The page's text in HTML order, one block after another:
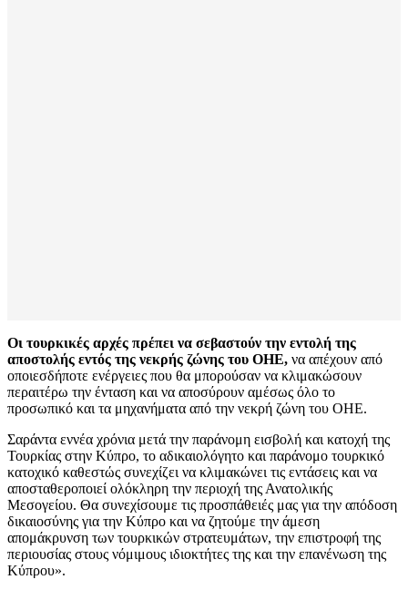
Οι τουρκικές αρχές πρέπει να σεβαστούν την εντολή της
αποστολής εντός της νεκρής ζώνης του ΟΗΕ, να απέχουν από
οποιεσδήποτε ενέργειες που θα μπορούσαν να κλιμακώσουν
περαιτέρω την ένταση και να αποσύρουν αμέσως όλο το
προσωπικό και τα μηχανήματα από την νεκρή ζώνη του ΟΗΕ.
Σαράντα εννέα χρόνια μετά την παράνομη εισβολή και κατοχή της
Τουρκίας στην Κύπρο, το αδικαιολόγητο και παράνομο τουρκικό
κατοχικό καθεστώς συνεχίζει να κλιμακώνει τις εντάσεις και να
αποσταθεροποιεί ολόκληρη την περιοχή της Ανατολικής
Μεσογείου. Θα συνεχίσουμε τις προσπάθειές μας για την απόδοση
δικαιοσύνης για την Κύπρο και να ζητούμε την άμεση
απομάκρυνση των τουρκικών στρατευμάτων, την επιστροφή της
περιουσίας στους νόμιμους ιδιοκτήτες της και την επανένωση της
Κύπρου».